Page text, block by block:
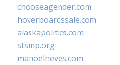
chooseagender.com
hoverboardssale.com
alaskapolitics.com
stsmp.org
manoelneves.com